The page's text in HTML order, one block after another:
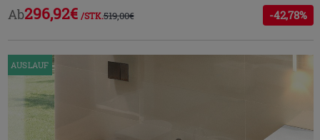
Ab296,92€ /STK.519,00€ -42,78%
AUSLAUF